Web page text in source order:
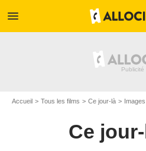
menu
Accueil Tous les films Ce jour-là
Ce